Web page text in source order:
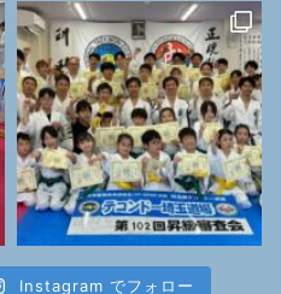
Instagram でフォロー